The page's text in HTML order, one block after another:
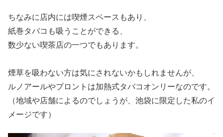
ちなみに店内には喫煙スペースもあり、
紙巻タバコも吸うことができる、
数少ない喫茶店の一つでもあります。
煙草を吸わない方は気にされないかもしれませんが、
ルノアールやプロントは加熱式タバコオンリーなのです。
（地域や店舗によるのでしょうが、池袋に限定した私のイ
メージです）